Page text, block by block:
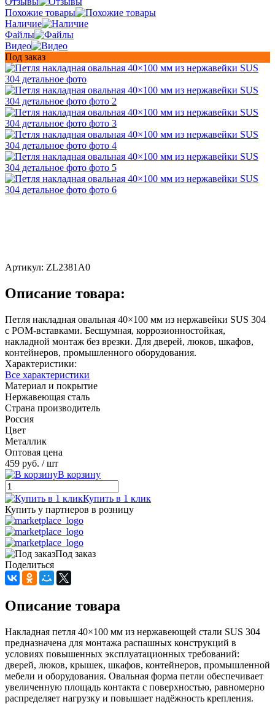
Похожие товары
Наличие
Файлы
Видео
Под заказ
Артикул: ZL2381A0
Описание товара:
Петля накладная овальная 40×100 мм из нержавейки SUS 304
с POM-вставками. Бесшумная, коррозионностойкая,
накладной монтаж без врезки. Для дверей, люков, шкафов,
контейнеров, промышленного оборудования.
Характеристики:
Все характеристики
Материал и покрытие
Нержавеющая сталь
Страна производитель
Россия
Цвет
Металлик
Оптовая цена
459 руб. / шт
В корзину
Купить в 1 клик
Купить у партнеров в розницу
Под заказ
Поделиться
Описание товара
Накладная петля 40×100 мм из нержавеющей стали SUS 304
предназначена для монтажа распашных конструкций в
условиях повышенных эксплуатационных требований:
дверей, люков, крышек, шкафов, контейнеров, промышленной
мебели и оборудования. Овальная форма петли обеспечивает
увеличенную площадь контакта с поверхностью, равномерно
распределяет нагрузку и повышает надёжность крепления.